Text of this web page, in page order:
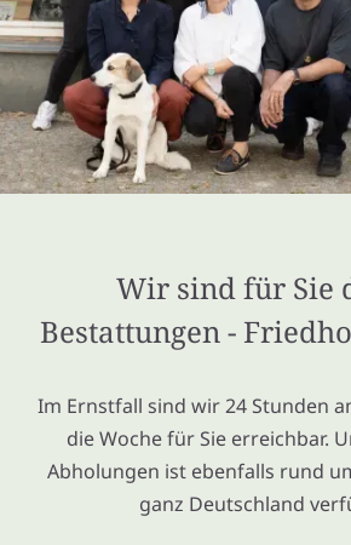
Wir sind für Sie
Bestattungen -
Im Ernstfall sind wir 24 Stunden
die Woche für Sie erreichbar.
Abholungen ist ebenfalls rund
ganz Deutschland